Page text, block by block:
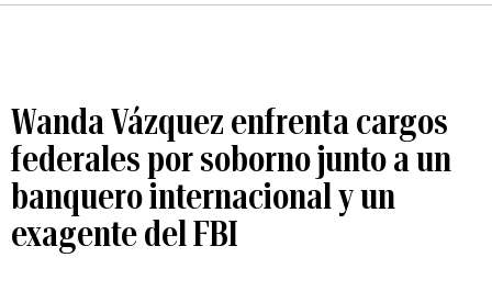
Wanda Vázquez enfrenta cargos
federales por soborno junto a un
banquero internacional y un
exagente del FBI